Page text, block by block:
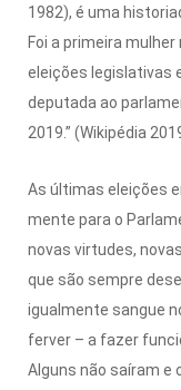
1982), é uma
Foi a pri­meira
eleições legislativas
deputada ao
2019.” (Wiki­pédia
As últimas eleições
mente para o
novas virtudes,
que são sempre
igualmente sangue
ferver – a fazer
Alguns não saíram e